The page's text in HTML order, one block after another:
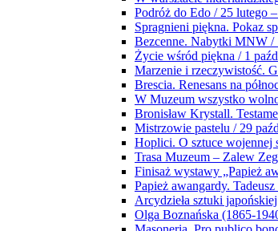
Podróż do Edo / 25 lutego
Spragnieni piękna. Pokaz
Bezcenne. Nabytki MNW /
Życie wśród piękna / 1
Marzenie i rzeczywistość.
Brescia. Renesans na
W Muzeum wszystko
Bronisław Krystall.
Mistrzowie pastelu / 29
Hoplici. O sztuce wojennej
Trasa Muzeum – Zalew
Finisaż wystawy „Papież
Papież awangardy.
Arcydzieła sztuki
Olga Boznańska (1865-